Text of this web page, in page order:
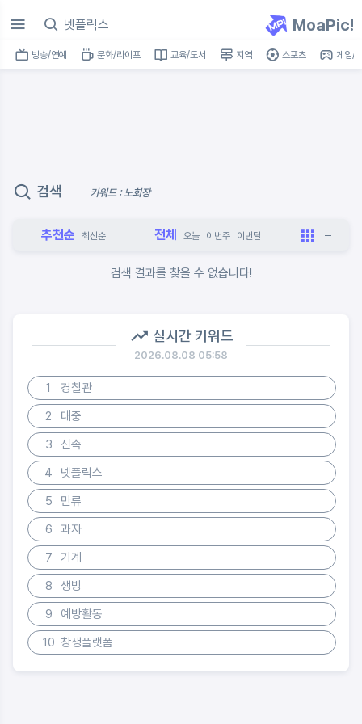
MoaPic!
방송/연예 문화/라이프 교육/도서 지역 스포츠 게임/
검색 키워드 : 노회장
추천순 최신순 전체 오늘 이번주 이번달
검색 결과를 찾을 수 없습니다!
실시간 키워드
2026.08.08 05:58
1
경찰관
2
대중
3
신속
4
넷플릭스
5
만류
6
과자
7
기계
8
생방
9
예방활동
10 창생플랫폼